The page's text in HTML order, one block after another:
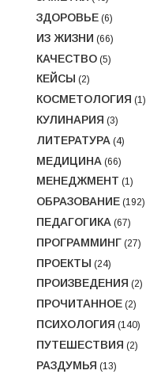
ЗДОРОВЬЕ (6)
ИЗ ЖИЗНИ (66)
КАЧЕСТВО (5)
КЕЙСЫ (2)
КОСМЕТОЛОГИЯ (1)
КУЛИНАРИЯ (3)
ЛИТЕРАТУРА (4)
МЕДИЦИНА (66)
МЕНЕДЖМЕНТ (1)
ОБРАЗОВАНИЕ (192)
ПЕДАГОГИКА (67)
ПРОГРАММИНГ (27)
ПРОЕКТЫ (24)
ПРОИЗВЕДЕНИЯ (2)
ПРОЧИТАННОЕ (2)
ПСИХОЛОГИЯ (140)
ПУТЕШЕСТВИЯ (2)
РАЗДУМЬЯ (13)